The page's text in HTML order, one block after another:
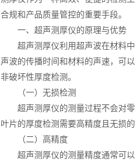
合规和产品质量管控的重要手段。
一、超声测厚仪的原理与优势
超声测厚仪利用超声波在材料中
声波的传播时间和材料的声速，可
非破坏性厚度检测。
（一）无损检测
超声测厚仪的测量过程不会对零
叶片的厚度检测需要高精度且无损
（二）高精度
超声测厚仪的测量精度通常可以